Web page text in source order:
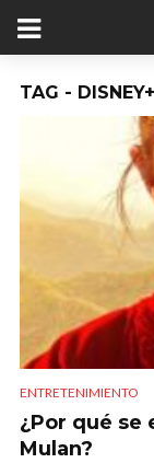
TAG -
ENTRETENIMIENTO
¿Por qué se
Mulan?